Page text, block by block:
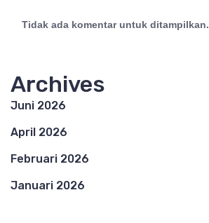
Tidak ada komentar untuk ditampilkan.
Archives
Juni 2026
April 2026
Februari 2026
Januari 2026